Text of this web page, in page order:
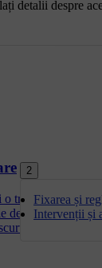
2
Fixarea și
Intervenții și
detalii despre
treaptă de viteză
de verificări
test este indicat